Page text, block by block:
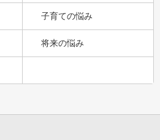
子育ての悩み
将来の悩み